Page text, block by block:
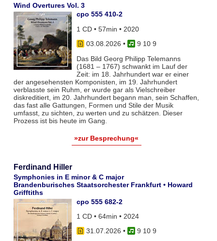
Wind Overtures Vol. 3
cpo 555 410-2
1 CD • 57min • 2020
03.08.2026 •
9 10 9
Das Bild Georg Philipp Telemanns
(1681 – 1767) schwankt im Lauf der
Zeit: im 18. Jahrhundert war er einer
der angesehensten Komponisten, im 19. Jahrhundert
verblasste sein Ruhm, er wurde gar als Vielschreiber
diskreditiert, im 20. Jahrhundert begann man, sein Schaffen,
das fast alle Gattungen, Formen und Stile der Musik
umfasst, zu sichten, zu werten und zu schätzen. Dieser
Prozess ist bis heute im Gang.
»zur Besprechung«
Ferdinand Hiller
Symphonies in E minor & C major
Brandenburisches Staatsorchester Frankfurt • Howard
Grifftiths
cpo 555 682-2
1 CD • 64min • 2024
31.07.2026 •
9 10 9